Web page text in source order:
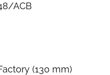
ACB
(130 mm)